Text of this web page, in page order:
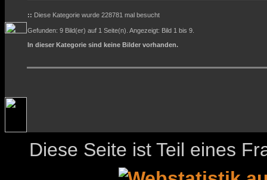
:: Diese Kategorie wurde 228781 mal besucht
Gefunden: 9 Bild(er) auf 1 Seite(n). Angezeigt: Bild 1 bis 9.
In dieser Kategorie sind keine Bilder vorhanden.
Diese Seite ist Teil eines